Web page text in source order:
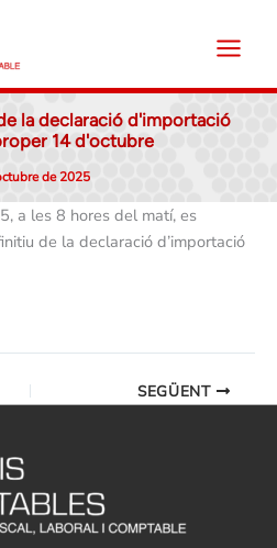
la declaració d'importació
14 d'octubre
de 2025
a les 8 hores del matí, es
de la declaració d’importació
SEGÜENT